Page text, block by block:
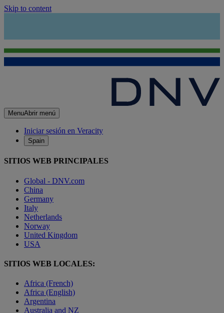
Skip to content
MenuAbrir menú
Iniciar sesión en Veracity
Spain
SITIOS WEB PRINCIPALES
Global - DNV.com
China
Germany
Italy
Netherlands
Norway
United Kingdom
USA
SITIOS WEB LOCALES:
Africa (French)
Africa (English)
Argentina
Australia and NZ